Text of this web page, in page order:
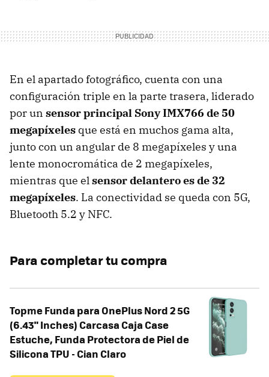
En el apartado fotográfico, cuenta con una
configuración triple en la parte trasera, liderado
por un sensor principal Sony IMX766 de 50
megapíxeles que está en muchos gama alta,
junto con un angular de 8 megapíxeles y una
lente monocromática de 2 megapíxeles,
mientras que elsensor delantero es de 32
megapíxeles. La conectividad se queda con 5G,
Bluetooth 5.2 y NFC.
Para completar tu compra
Topme Funda para OnePlus Nord 2 5G
(6.43" Inches) Carcasa Caja Case
Estuche, Funda Protectora de Piel de
Silicona TPU - Cian Claro